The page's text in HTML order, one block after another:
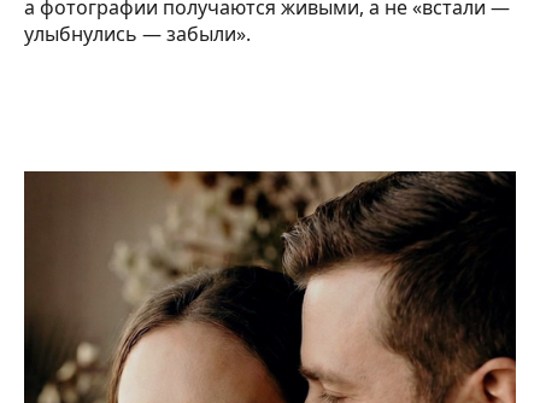
а фотографии получаются живыми, а не «встали —
улыбнулись — забыли».